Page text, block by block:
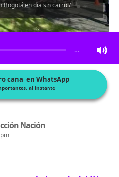
Bogotá en día sin carro /
el artículo
…
canal en WhatsApp
al instante
Nación